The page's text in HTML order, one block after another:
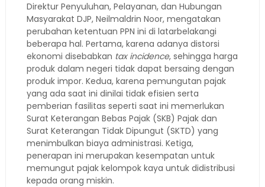
Direktur Penyuluhan, Pelayanan, dan Hubungan
Masyarakat DJP, Neilmaldrin Noor, mengatakan
perubahan ketentuan PPN ini di latarbelakangi
beberapa hal. Pertama, karena adanya distorsi
ekonomi disebabkan tax incidence, sehingga harga
produk dalam negeri tidak dapat bersaing dengan
produk impor. Kedua, karena pemungutan pajak
yang ada saat ini dinilai tidak efisien serta
pemberian fasilitas seperti saat ini memerlukan
Surat Keterangan Bebas Pajak (SKB) Pajak dan
Surat Keterangan Tidak Dipungut (SKTD) yang
menimbulkan biaya administrasi. Ketiga,
penerapan ini merupakan kesempatan untuk
memungut pajak kelompok kaya untuk didistribusi
kepada orang miskin.